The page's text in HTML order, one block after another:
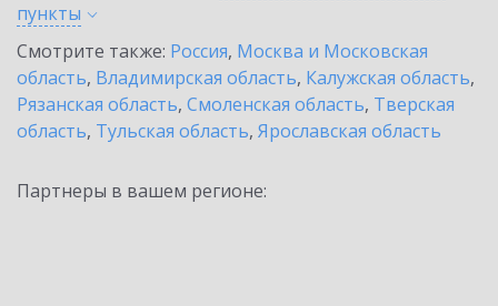
пункты
Смотрите также: Россия, Москва и Московская
область, Владимирская область, Калужская область,
Рязанская область, Смоленская область, Тверская
область, Тульская область, Ярославская область
Партнеры в вашем регионе: